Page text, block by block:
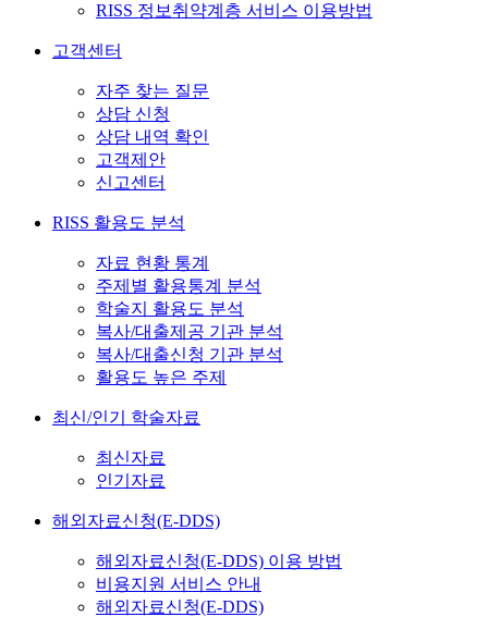
RISS 정보취약계층 서비스 이용방법
고객센터
자주 찾는 질문
상담 신청
상담 내역 확인
고객제안
신고센터
RISS 활용도 분석
자료 현황 통계
주제별 활용통계 분석
학술지 활용도 분석
복사/대출제공 기관 분석
복사/대출신청 기관 분석
활용도 높은 주제
최신/인기 학술자료
최신자료
인기자료
해외자료신청(E-DDS)
해외자료신청(E-DDS) 이용 방법
비용지원 서비스 안내
해외자료신청(E-DDS)